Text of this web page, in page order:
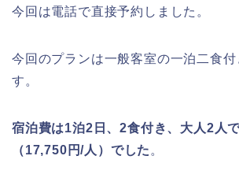
今回は電話で直接予約しました。
今回のプランは一般客室の一泊二食
す。
宿泊費は1泊2日、2食付き、大人2人
（17,750円/人）でした 。